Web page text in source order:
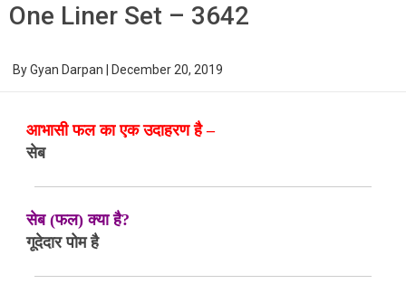
One Liner Set – 3642
ByGyan Darpan December 20, 2019
आभासी फल का एक उदाहरण है –
सेब
सेब (फल) क्या है?
गूदेदार पोम है